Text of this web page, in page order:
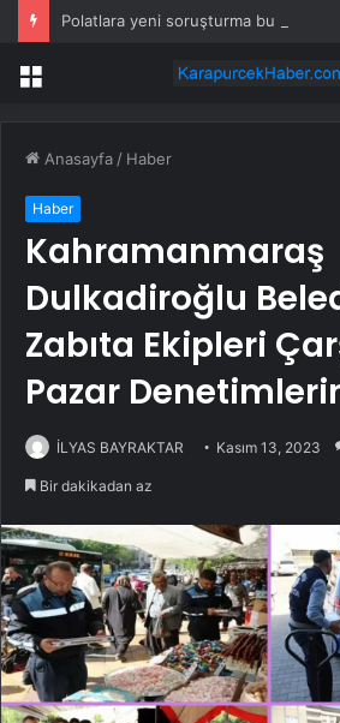
Polatlara yeni soruşturma bu defa ‘ticari
Menü
Anasayfa / Haber
Haber
Kahramanmaraş
Dulkadiroğlu
Zabıta Ekipleri
Pazar
İLYAS BAYRAKTAR Kasım 13, 2023
Bir dakikadan az